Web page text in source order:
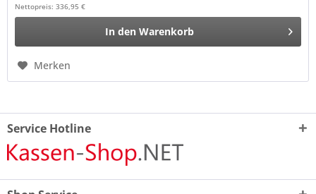
Nettopreis: 336,95 €
In den Warenkorb
Merken
Service Hotline